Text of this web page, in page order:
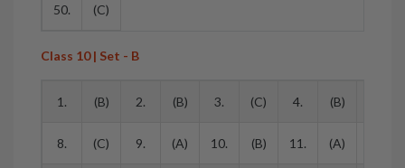
50. (C)
Class 10 | Set - B
1. (B) 2. (B) 3. (C) 4. (B)
8. (C) 9. (A) 10. (B) 11. (A)